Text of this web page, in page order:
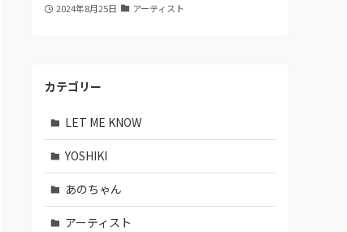
2024年8月25日 アーティスト
カテゴリー
LET ME KNOW
YOSHIKI
あのちゃん
アーティスト